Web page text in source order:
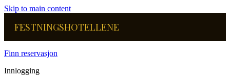
Skip to main content
FESTNINGSHOTELLENE
Finn reservasjon
Innlogging